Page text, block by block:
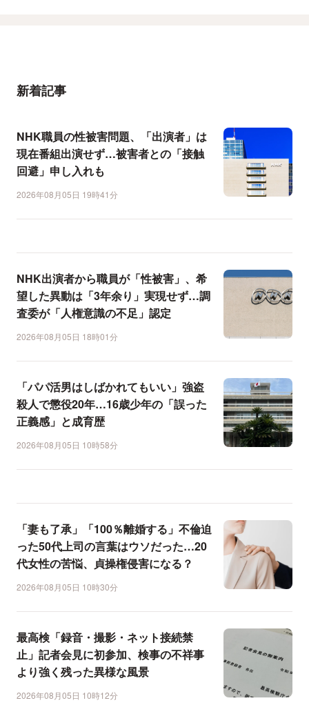
新着記事
NHK職員の性被害問題、「出演者」は
現在番組出演せず…被害者との「接触
回避」申し入れも
2026年08月05日 19時41分
NHK出演者から職員が「性被害」、希
望した異動は「3年余り」実現せず…調
査委が「人権意識の不足」認定
2026年08月05日 18時01分
「パパ活男はしばかれてもいい」強盗
殺人で懲役20年…16歳少年の「誤った
正義感」と成育歴
2026年08月05日 10時58分
「妻も了承」「100％離婚する」不倫迫
った50代上司の言葉はウソだった…20
代女性の苦悩、貞操権侵害になる？
2026年08月05日 10時30分
最高検「録音・撮影・ネット接続禁
止」記者会見に初参加、検事の不祥事
より強く残った異様な風景
2026年08月05日 10時12分